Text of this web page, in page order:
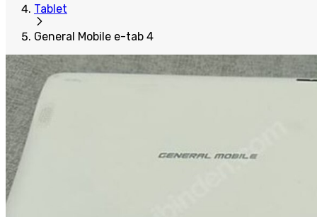
Tablet
General Mobile e-tab 4